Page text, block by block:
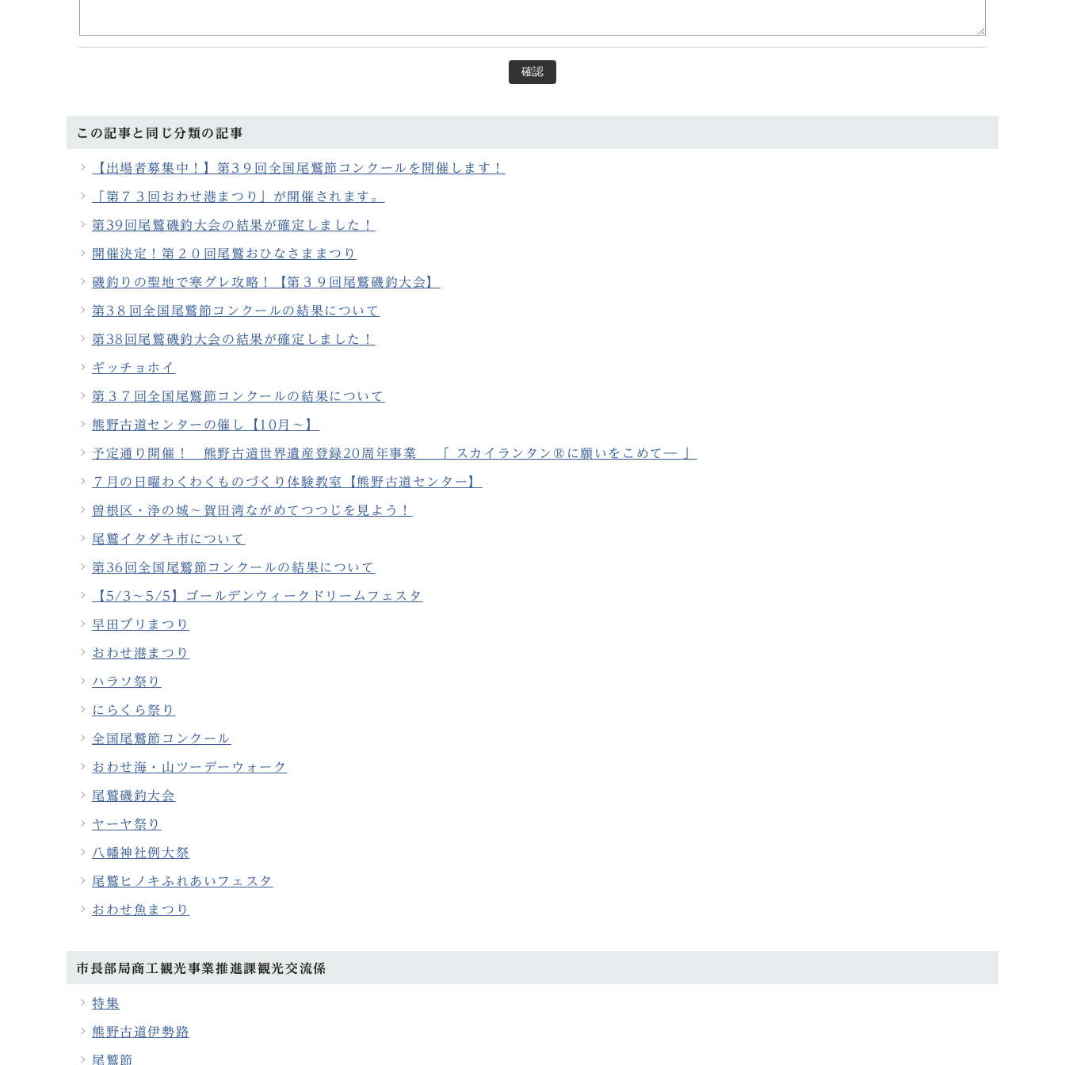
確認
この記事と同じ分類の記事
【出場者募集中！】第3９回全国尾鷲節コンクールを開催します！
「第７３回おわせ港まつり」が開催されます。
第39回尾鷲磯釣大会の結果が確定しました！
開催決定！第２０回尾鷲おひなさままつり
磯釣りの聖地で寒グレ攻略！【第３９回尾鷲磯釣大会】
第3８回全国尾鷲節コンクールの結果について
第38回尾鷲磯釣大会の結果が確定しました！
ギッチョホイ
第３７回全国尾鷲節コンクールの結果について
熊野古道センターの催し【10月～】
予定通り開催！ 熊野古道世界遺産登録20周年事業 「 スカイランタン®に願いをこめて― 」
７月の日曜わくわくものづくり体験教室【熊野古道センター】
曽根区・浄の城～賀田湾ながめてつつじを見よう！
尾鷲イタダキ市について
第36回全国尾鷲節コンクールの結果について
【5/3～5/5】ゴールデンウィークドリームフェスタ
早田ブリまつり
おわせ港まつり
ハラソ祭り
にらくら祭り
全国尾鷲節コンクール
おわせ海・山ツーデーウォーク
尾鷲磯釣大会
ヤーヤ祭り
八幡神社例大祭
尾鷲ヒノキふれあいフェスタ
おわせ魚まつり
市長部局商工観光事業推進課観光交流係
特集
熊野古道伊勢路
尾鷲節